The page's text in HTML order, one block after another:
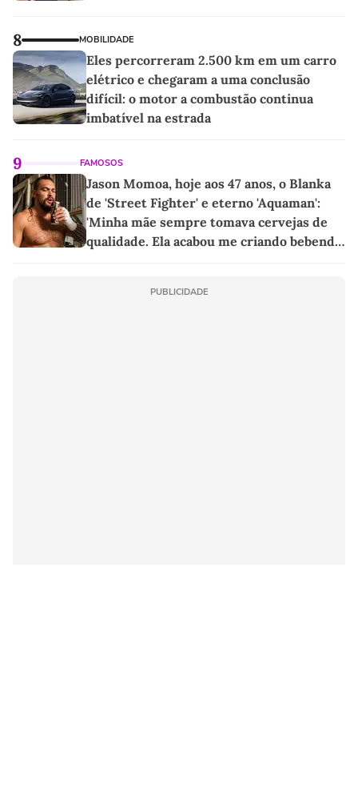
8 MOBILIDADE
Eles percorreram 2.500 km em um carro
elétrico e chegaram a uma conclusão
difícil: o motor a combustão continua
imbatível na estrada
9 FAMOSOS
Jason Momoa, hoje aos 47 anos, o Blanka
de 'Street Fighter' e eterno 'Aquaman':
'Minha mãe sempre tomava cervejas de
qualidade. Ela acabou me criando bebendo
PUBLICIDADE